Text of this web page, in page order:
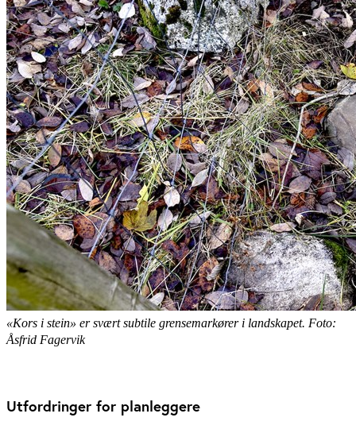
«Kors i stein» er svært subtile grensemarkører i landskapet. Foto:
Åsfrid Fagervik
Utfordringer for planleggere